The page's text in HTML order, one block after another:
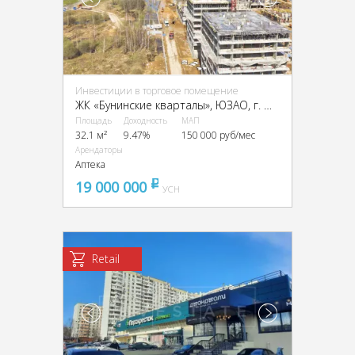
Инвестиции в торговое помещение
Площадь
32.1 м²
Доходность
9.47%
МАП
150 000 руб/мес
Арендаторы
Аптека
19 000 000 pуб
УСН
Retail